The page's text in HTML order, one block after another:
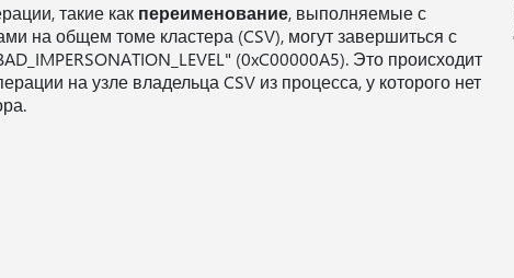
такие как переименование, выполняемые с
на общем томе кластера (CSV), могут завершиться с
(0xC00000A5). Это происходит
на узле владельца CSV из процесса, у которого нет